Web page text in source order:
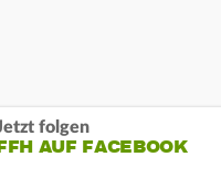
folgen
AUF FACEBOOK